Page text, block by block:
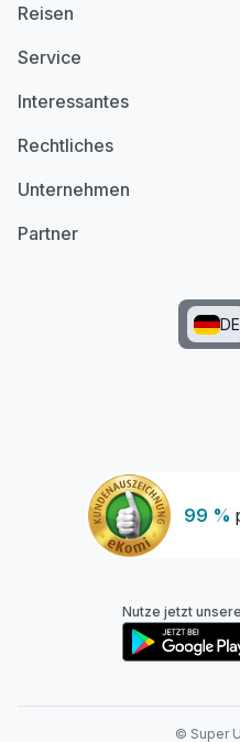
99 %
Reisen
Service
Interessantes
Rechtliches
Unternehmen
Partner
DE
Nutze jetzt
© Super